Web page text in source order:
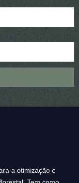
a otimização e